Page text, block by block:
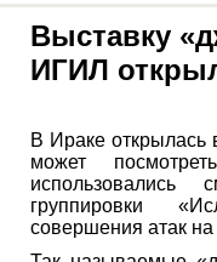
Выставку
ИГИЛ
В Ираке открылась
может
использовались
группировки
совершения атак